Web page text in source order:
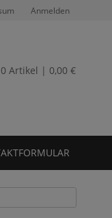
Anmelden
0 Artikel | 0,00 €